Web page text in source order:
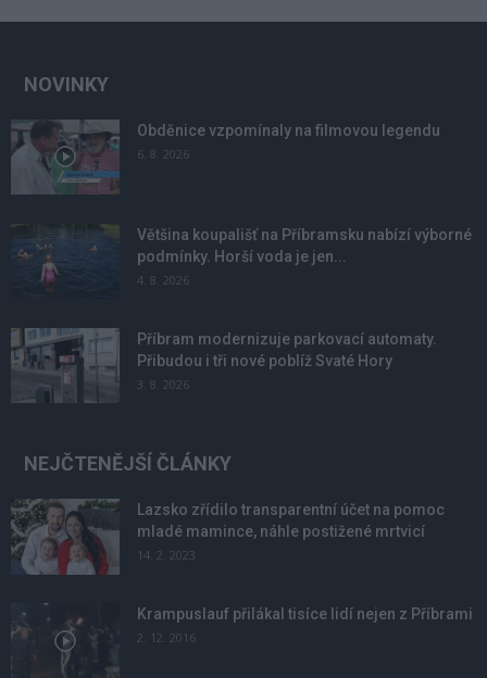
NOVINKY
Obděnice vzpomínaly na filmovou legendu
6. 8. 2026
Většina koupališť na Příbramsku nabízí výborné
podmínky. Horší voda je jen...
4. 8. 2026
Příbram modernizuje parkovací automaty.
Přibudou i tři nové poblíž Svaté Hory
3. 8. 2026
NEJČTENĚJŠÍ ČLÁNKY
Lazsko zřídilo transparentní účet na pomoc
mladé mamince, náhle postižené mrtvicí
14. 2. 2023
Krampuslauf přilákal tisíce lidí nejen z Příbrami
2. 12. 2016